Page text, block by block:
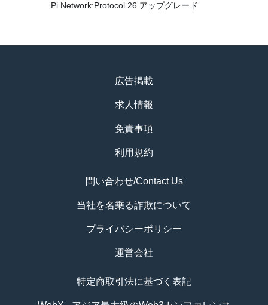
Pi Network:Protocol 26 アップグレード
広告掲載
求人情報
免責事項
利用規約
問い合わせ/Contact Us
当社を名乗る詐欺について
プライバシーポリシー
運営会社
特定商取引法に基づく表記